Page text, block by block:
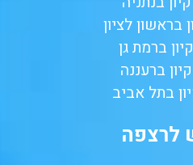
בראשון לציון
ברמת גן
ברעננה
בתל אביב
לרצפה